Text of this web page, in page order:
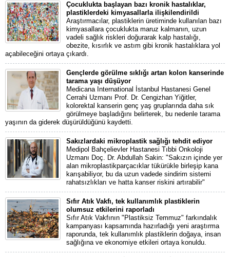
Çocuklukta başlayan bazı kronik hastalıklar,
plastiklerdeki kimyasallarla ilişkilendirildi
Araştırmacılar, plastiklerin üretiminde kullanılan bazı
kimyasallara çocuklukta maruz kalmanın, uzun
vadeli sağlık riskleri doğurarak kalp hastalığı,
obezite, kısırlık ve astım gibi kronik hastalıklara yol
açabileceğini ortaya çıkardı.
Gençlerde görülme sıklığı artan kolon kanserinde
tarama yaşı düşüyor
Medicana International İstanbul Hastanesi Genel
Cerrahi Uzmanı Prof. Dr. Cengizhan Yiğitler,
kolorektal kanserin genç yaş gruplarında daha sık
görülmeye başladığını belirterek, bu nedenle tarama
yaşının da giderek düşürüldüğünü kaydetti.
Sakızlardaki mikroplastik sağlığı tehdit ediyor
Medipol Bahçelievler Hastanesi Tıbbi Onkoloji
Uzmanı Doç. Dr. Abdullah Sakin: "Sakızın içinde yer
alan mikroplastikparçacıklar tükürükle birleşip kana
karışabiliyor, bu da uzun vadede sindirim sistemi
rahatsızlıkları ve hatta kanser riskini artırabilir"
Sıfır Atık Vakfı, tek kullanımlık plastiklerin
olumsuz etkilerini raporladı
Sıfır Atık Vakfının "Plastiksiz Temmuz" farkındalık
kampanyası kapsamında hazırladığı yeni araştırma
raporunda, tek kullanımlık plastiklerin doğaya, insan
sağlığına ve ekonomiye etkileri ortaya konuldu.